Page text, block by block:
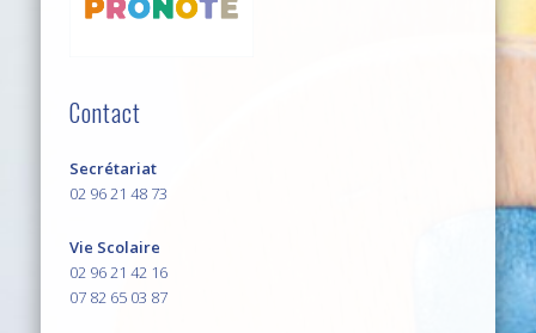
Contact
Secrétariat
02 96 21 48 73
Vie Scolaire
02 96 21 42 16
07 82 65 03 87